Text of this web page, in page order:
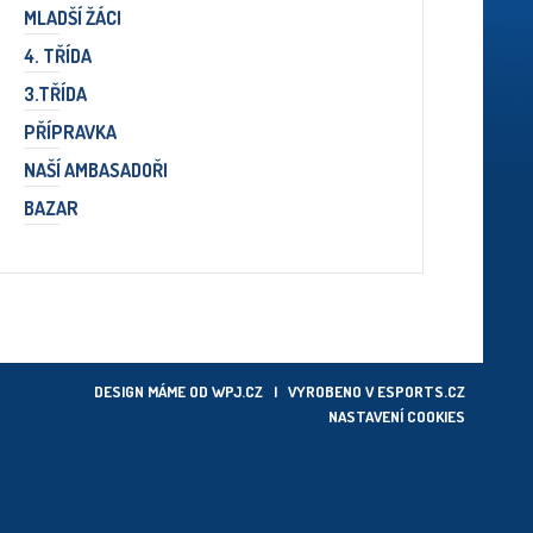
MLADŠÍ ŽÁCI
4. TŘÍDA
3.TŘÍDA
PŘÍPRAVKA
NAŠÍ AMBASADOŘI
BAZAR
DESIGN MÁME OD WPJ.CZ | VYROBENO VESPORTS.CZ
NASTAVENÍ COOKIES